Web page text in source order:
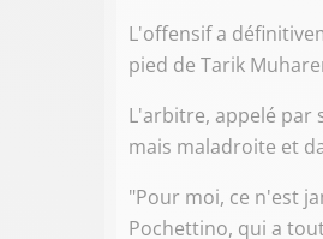
L'offensif a
pied de Tarik
L'arbitre, appelé par
mais maladroite et
"Pour moi, ce n'est
Pochettino, qui a